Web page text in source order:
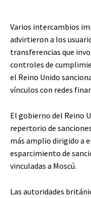
Varios intercambios
advirtieron a los
transferencias que
controles de
el Reino Unido
vínculos con redes
El gobierno del Reino
repertorio de
más amplio dirigido a
esparcimiento de
vinculadas a Moscú.
Las autoridades